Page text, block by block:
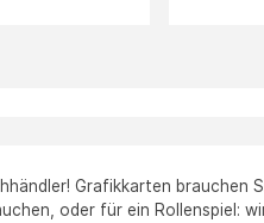
Grafikkarten brauchen
oder für ein Rollenspiel: